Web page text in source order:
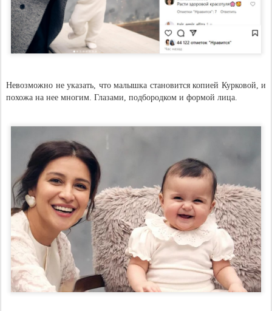
Невозможно не указать, что малышка становится копией Курковой, и
похожа на нее многим. Глазами, подбородком и формой лица.